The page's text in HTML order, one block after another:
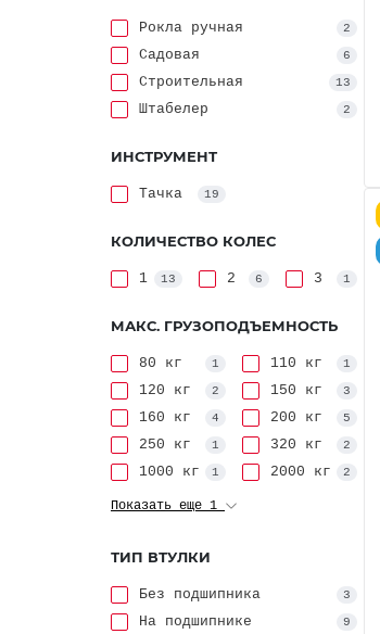
Рокла ручная 2
Садовая 6
Строительная 13
Штабелер 2
ИНСТРУМЕНТ
Тачка 19
КОЛИЧЕСТВО КОЛЕС
1 13 2 6 3 1
МАКС. ГРУЗОПОДЪЕМНОСТЬ
80 кг 1 110 кг 1
120 кг 2 150 кг 3
160 кг 4 200 кг 5
250 кг 1 320 кг 2
1000 кг 1 2000 кг 2
Показать еще 1
ТИП ВТУЛКИ
Без подшипника 3
На подшипнике 9